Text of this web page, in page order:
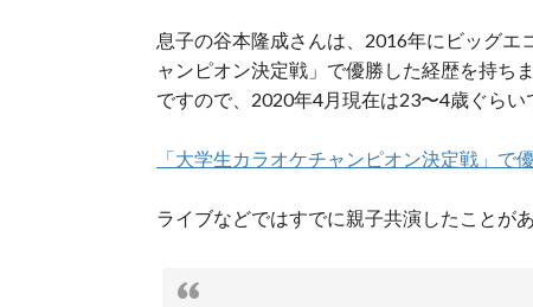
息子の谷本隆成さんは、2016年にビッグエ
ャンピオン決定戦」で優勝した経歴を持ち
ですので、2020年4月現在は23〜4歳ぐらい
「大学生カラオケチャンピオン決定戦」で
ライブなどではすでに親子共演したことが